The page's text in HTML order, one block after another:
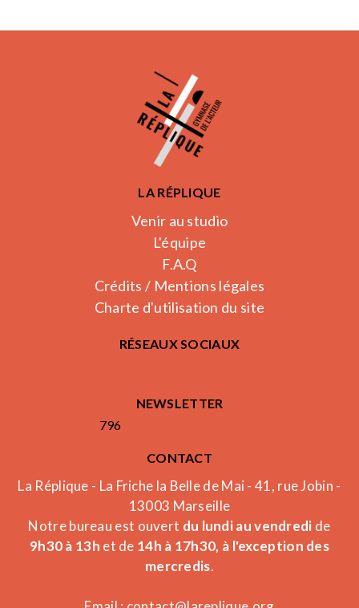
LA RÉPLIQUE
Venir au studio
L'équipe
F.A.Q
Crédits / Mentions légales
Charte d'utilisation du site
RÉSEAUX SOCIAUX
NEWSLETTER
796
CONTACT
La Réplique - La Friche la Belle de Mai - 41, rue Jobin -
13003 Marseille
Notre bureau est ouvert du lundi au vendredi de
9h30 à 13h et de 14h à 17h30, à l'exception des
mercredis.